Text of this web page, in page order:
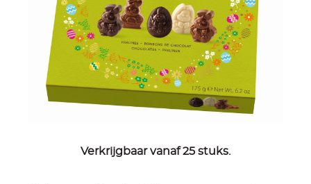
Verkrijgbaar vanaf 25 stuks.